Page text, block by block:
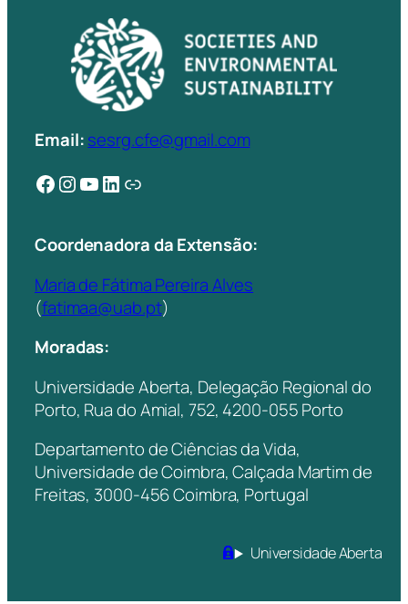
Email:sesrg.cfe@gmail.com
Facebook Instagram YouTube LinkedIn Ligação
Coordenadora da Extensão:
Maria de Fátima Pereira Alves
(fatimaa@uab.pt)
Moradas:
Universidade Aberta, Delegação Regional do
Porto, Rua do Amial, 752, 4200-055 Porto
Departamento de Ciências da Vida,
Universidade de Coimbra, Calçada Martim de
Freitas, 3000-456 Coimbra, Portugal
Universidade Aberta